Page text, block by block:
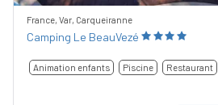
France, Var, Carqueiranne
Camping Le BeauVezé
Animation enfants Piscine Restaurant